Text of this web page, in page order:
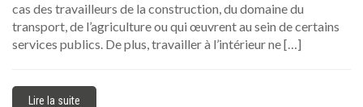
cas des travailleurs de la construction, du domaine du
transport, de l’agriculture ou qui œuvrent au sein de certains
services publics. De plus, travailler à l’intérieur ne […]
Lire la suite